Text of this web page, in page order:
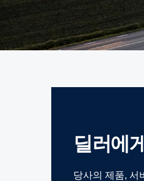
딜러
당사의 제품, 서